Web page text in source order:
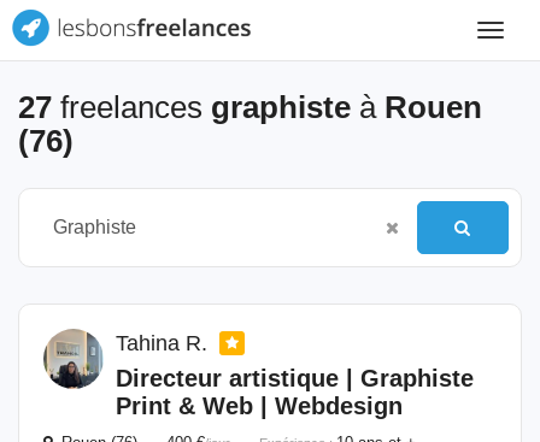
Toggle
27 freelances graphiste à Rouen
(76)
Tahina R.
Directeur artistique | Graphiste
Print & Web | Webdesign